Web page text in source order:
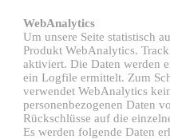
WebAnalytics
Um unsere Seite statistisch
Produkt WebAnalytics.
aktiviert. Die Daten werden
ein Logfile ermittelt. Zum
verwendet WebAnalytics
personenbezogenen Daten
Rückschlüsse auf die
Es werden folgende Daten